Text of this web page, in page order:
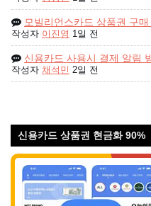
모빌리언스카드 상품권 구
작성자 이진영 1일 전
신용카드 사용시 결제 알림
작성자 채석민 2일 전
신용카드 상품권 현금화 90%